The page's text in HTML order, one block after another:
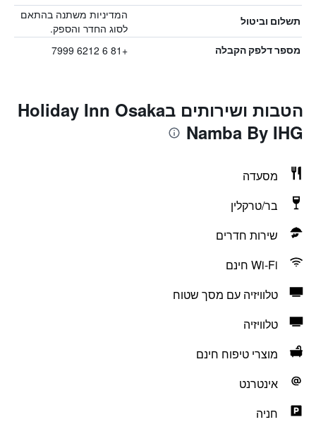
תשלום וביטול
המדיניות משתנה בהתאם
לסוג החדר והספק.
מספר דלפק הקבלה +81 6 6212 7999
הטבות ושירותים בHoliday Inn Osaka
Namba By IHG
מסעדה
בר/טרקלין
שירות חדרים
Wi-Fi חינם
טלוויזיה עם מסך שטוח
טלוויזיה
מוצרי טיפוח חינם
אינטרנט
חניה